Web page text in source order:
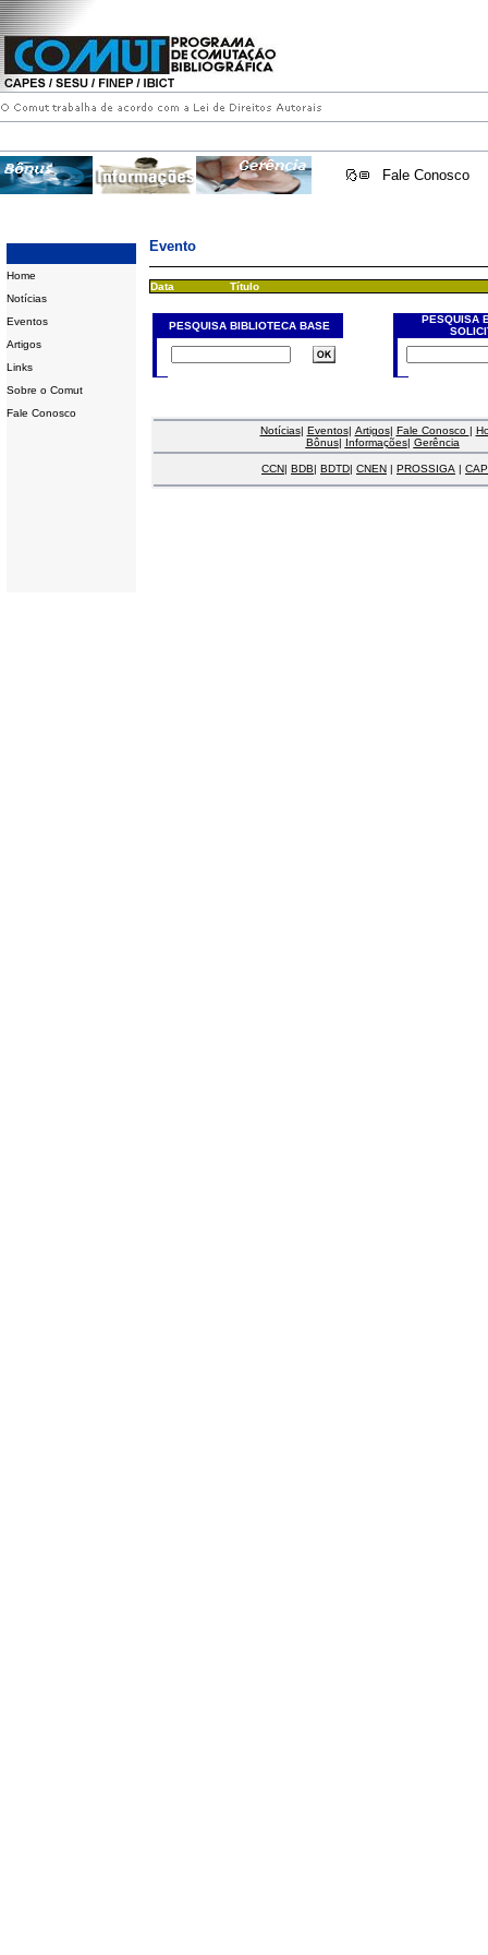
Fale Conosco
Home
Notícias
Eventos
Artigos
Links
Sobre o Comut
Fale Conosco
Evento
Data Título
PESQUISA BIBLIOTECA BASE
PESQUISA
Notícias| Eventos| Artigos| Fale Conosco |
Bônus| Informações| Gerência
CCN| BDB| BDTD| CNEN | PROSSIGA |